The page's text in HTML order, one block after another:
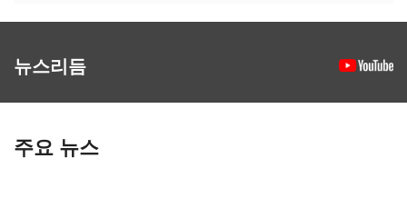
뉴스리듬
주요 뉴스